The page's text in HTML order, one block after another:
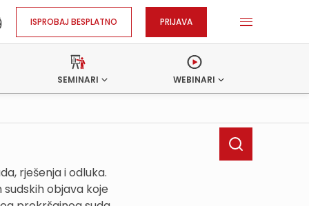
ISPROBAJ BESPLATNO PRIJAVA
SEMINARI WEBINARI
rješenja i odluka.
objava koje